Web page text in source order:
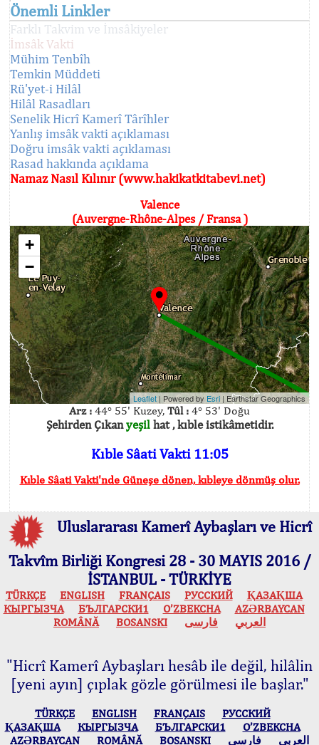
Önemli Linkler
Farklı Takvim ve İmsâkiyeler
İmsâk Vakti
Mühim Tenbîh
Temkin Müddeti
Rü'yet-i Hilâl
Hilâl Rasadları
Senelik Hicrî Kamerî Târîhler
Yanlış imsâk vakti açıklaması
Doğru imsâk vakti açıklaması
Rasad hakkında açıklama
Namaz Nasıl Kılınır (www.hakikatkitabevi.net)
Valence
(Auvergne-Rhône-Alpes / Fransa )
+
−
Leaflet | Powered by Esri | Earthstar Geographics
Arz : 44° 55' Kuzey, Tûl : 4° 53' Doğu
Şehirden Çıkanyeşilhat , kıble istikâmetidir.
Kıble Sâati Vakti 11:05
Kıble Sâati Vakti'nde Güneşe dönen, kıbleye dönmüş olur.
Uluslararası Kamerî Aybaşları ve Hicrî
Takvîm Birliği Kongresi 28 - 30 MAYIS 2016 /
İSTANBUL - TÜRKİYE
TÜRKÇE ENGLISH FRANÇAIS РУССКИЙ
ҚАЗАҚША
КЫPГЫЗЧA
БЪЛГАРСКИ1 O’ZBEKCHA
AZӘRBAYCAN
ROMÂNĂ
BOSANSKI العربي فارسی
"Hicrî Kamerî Aybaşları hesâb ile değil, hilâlin
[yeni ayın] çıplak gözle görülmesi ile başlar."
TÜRKÇE ENGLISH FRANÇAIS
РУССКИЙ
ҚАЗАҚША
КЫPГЫЗЧA БЪЛГАРСКИ1
O’ZBEKCHA
AZӘRBAYCAN
ROMÂNĂ BOSANSKI العربي فارسی